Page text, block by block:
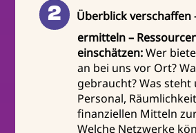
Überblick verschaffen
ermitteln –
einschätzen:Wer
an bei uns vor Ort?
gebraucht? Was steht
Personal,
finanziellen Mitteln
Welche Netzwerke